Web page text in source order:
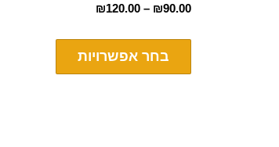
₪90.00
–
₪120.00
בחר אפשרויות